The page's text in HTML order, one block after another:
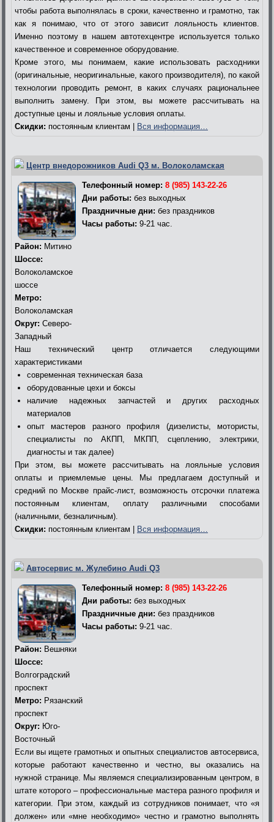
чтобы работа выполнялась в сроки, качественно и грамотно, так
как я понимаю, что от этого зависит лояльность клиентов.
Именно поэтому в нашем автотехцентре используется только
качественное и современное оборудование.
Кроме этого, мы понимаем, какие использовать расходники
(оригинальные, неоригинальные, какого производителя), по какой
технологии проводить ремонт, в каких случаях рациональнее
выполнить замену. При этом, вы можете рассчитывать на
доступные цены и лояльные условия оплаты.
Скидки: постоянным клиентам | Вся информация…
Центр внедорожников Audi Q3 м. Волоколамская
Телефонный номер: 8 (985) 143-22-26
Дни работы: без выходных
Праздничные дни: без праздников
Часы работы: 9-21 час.
Район: Митино
Шоссе:
Волоколамское
шоссе
Метро:
Волоколамская
Округ: Северо-
Западный
Наш технический центр отличается следующими
характеристиками
современная техническая база
оборудованные цехи и боксы
наличие надежных запчастей и других расходных
материалов
опыт мастеров разного профиля (дизелисты, мотористы,
специалисты по АКПП, МКПП, сцеплению, электрики,
диагносты и так далее)
При этом, вы можете рассчитывать на лояльные условия
оплаты и приемлемые цены. Мы предлагаем доступный и
средний по Москве прайс-лист, возможность отсрочки платежа
постоянным клиентам, оплату различными способами
(наличными, безналичным).
Скидки: постоянным клиентам | Вся информация…
Автосервис м. Жулебино Audi Q3
Телефонный номер: 8 (985) 143-22-26
Дни работы: без выходных
Праздничные дни: без праздников
Часы работы: 9-21 час.
Район: Вешняки
Шоссе:
Волгоградский
проспект
Метро: Рязанский
проспект
Округ: Юго-
Восточный
Если вы ищете грамотных и опытных специалистов автосервиса,
которые работают качественно и честно, вы оказались на
нужной странице. Мы являемся специализированным центром, в
штате которого – профессиональные мастера разного профиля и
категории. При этом, каждый из сотрудников понимает, что «я
должен» или «мне необходимо» честно и грамотно выполнять